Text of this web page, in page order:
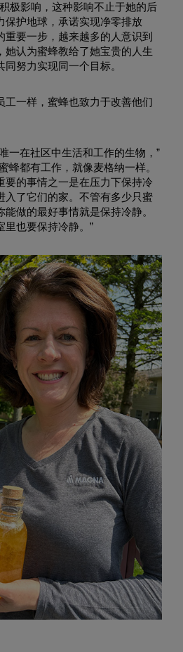
极影响，这种影响不止于她的后
保护地球，承诺实现净零排放
要一步，越来越多的人意识到
她认为蜜蜂教给了她宝贵的人生
努力实现同一个目标。
工一样，蜜蜂也致力于改善他们
一在社区中生活和工作的生物，”
蜂都有工作，就像麦格纳一样。
要的事情之一是在压力下保持冷
入了它们的家。不管有多少只蜜
做的最好事情就是保持冷静。
里也要保持冷静。”